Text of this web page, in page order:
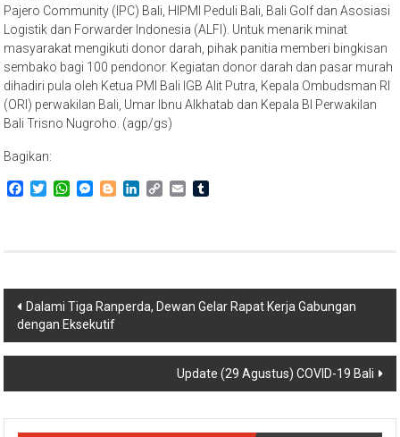
Pajero Community (IPC) Bali, HIPMI Peduli Bali, Bali Golf dan Asosiasi
Logistik dan Forwarder Indonesia (ALFI). Untuk menarik minat
masyarakat mengikuti donor darah, pihak panitia memberi bingkisan
sembako bagi 100 pendonor. Kegiatan donor darah dan pasar murah
dihadiri pula oleh Ketua PMI Bali IGB Alit Putra, Kepala Ombudsman RI
(ORI) perwakilan Bali, Umar Ibnu Alkhatab dan Kepala BI Perwakilan
Bali Trisno Nugroho. (agp/gs)
Bagikan:
Facebook
TwitterWhatsApp
Messenger
BloggerLinkedIn
CopyEmail
Navigasi
pos
Dalami Tiga Ranperda, Dewan Gelar Rapat Kerja Gabungan
dengan Eksekutif
Update (29 Agustus) COVID-19 Bali